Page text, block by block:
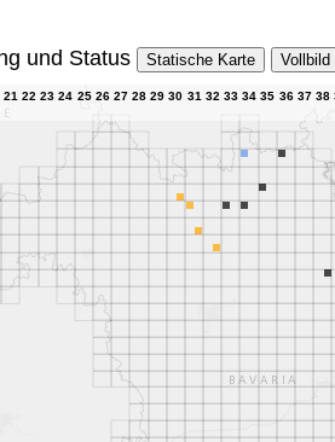
und Status Statische Karte Vollbild